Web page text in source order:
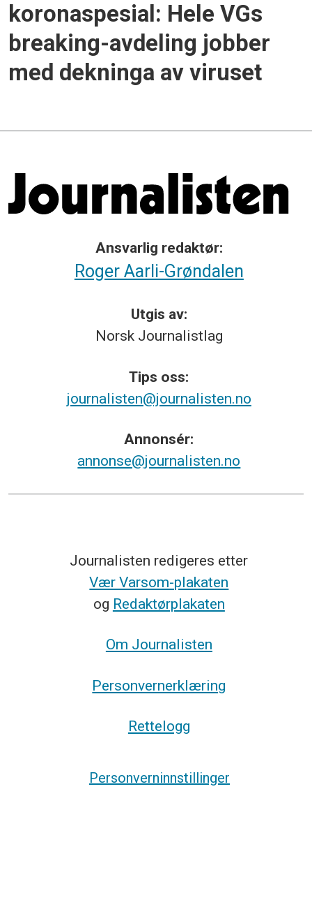
koronaspesial: Hele VGs
breaking-avdeling jobber
med dekninga av viruset
Ansvarlig redaktør:
Roger Aarli-Grøndalen
Utgis av:
Norsk Journalistlag
Tips oss:
journalisten@journalisten.no
Annonsér:
annonse@journalisten.no
Journalisten redigeres etter
Vær Varsom-plakaten
og Redaktørplakaten
Om Journalisten
Personvernerklæring
Rettelogg
Personverninnstillinger